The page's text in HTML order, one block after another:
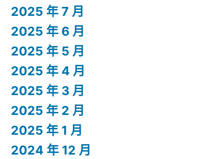
2025 年 7 月
2025 年 6 月
2025 年 5 月
2025 年 4 月
2025 年 3 月
2025 年 2 月
2025 年 1 月
2024 年 12 月